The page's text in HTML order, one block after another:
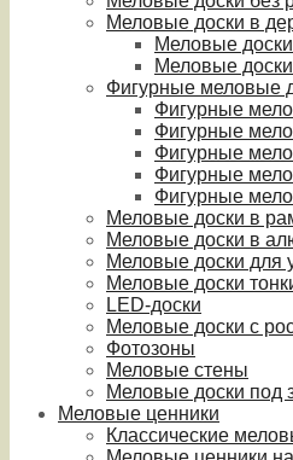
Меловые доски в
Меловые
Меловые
Фигурные меловые
Фигурные
Фигурные
Фигурные
Фигурные
Фигурные
Меловые доски в
Меловые доски в
Меловые доски для
Меловые доски
LED-доски
Меловые доски с
Фотозоны
Меловые стены
Меловые доски под
Меловые ценники
Классические